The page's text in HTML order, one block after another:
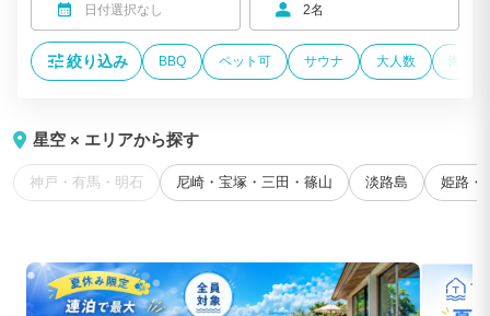
日付選択なし 2名
絞り込み BBQ ペット可 サウナ 大人数 海が
星空 × エリアから探す
神戸・有馬・明石 尼崎・宝塚・三田・篠山 淡路島 姫路・